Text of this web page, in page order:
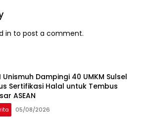
in to post a comment.
Unismuh Dampingi 40 UMKM Sulsel
Sertifikasi Halal untuk Tembus
ASEAN
05/08/2026